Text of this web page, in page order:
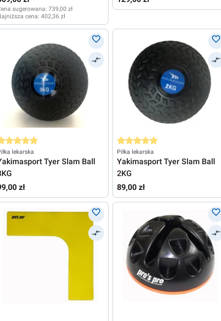
sugerowana: 739,00 zł
cena: 402,36 zł
ocena 5 z 5 gwiazdek
lekarska
Tyer Slam Ball
zł
Średnia ocena 5 z 5 gwiazdek
Piłka lekarska
Yakimasport Tyer Slam Ball
2KG
89,00 zł